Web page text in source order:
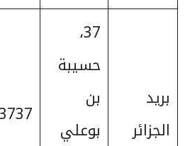
بريد
الجزائر
37،
حسيبة
بن
بوعلي